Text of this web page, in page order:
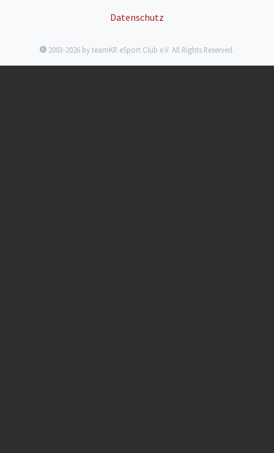
Datenschutz
2003-2026 by teamKR eSport Club e.V. All Rights Reserved.